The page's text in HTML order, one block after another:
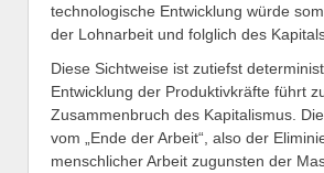
technologische Entwicklung würde
der Lohnarbeit und folglich des
Diese Sichtweise ist zutiefst
Entwicklung der Produktivkräfte führt
Zusammenbruch des Kapitalismus.
vom „Ende der Arbeit“, also der
menschlicher Arbeit zugunsten der